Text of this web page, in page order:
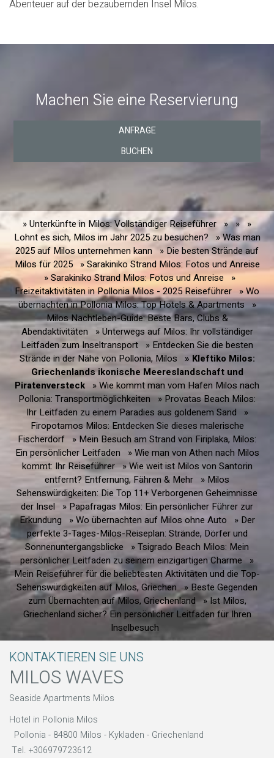
Abenteuer auf der bezaubernden Insel Milos.
Machen Sie eine Reservierung
ANFRAGE
BUCHEN
» Unterkünfte in Milos: Vollständiger Reiseführer » » »
Lohnt es sich, Milos im Jahr 2025 zu besuchen?
» Was man
2025 auf Milos unternehmen kann » Die besten Strände auf
Milos für 2025
» Sarakiniko Strand Milos: Fotos und Anreise
» Sarakiniko Strand Milos: Fotos und Anreise
»
Freizeitaktivitäten in Pollonia Milos - 2025 Reiseführer » Wo
übernachten in Pollonia Milos: Top Hotels & Apartments »
Milos Nachtleben-Guide: Beste Bars, Clubs &
Abendaktivitäten
» Unterwegs auf Milos: Ihr vollständiger
Leitfaden zum Inseltransport » Entdecken Sie die besten
Strände in der Nähe von Pollonia, Milos » Kleftiko Milos:
Griechenlands ikonische Meereslandschaft und
Piratenversteck » Wie kommt man vom Hafen Milos nach
Pollonia: Transportmöglichkeiten » Provatas Beach Milos:
Ihr Leitfaden zu einem Paradies aus goldenem Sand
»
Firopotamos Milos: Entdecken Sie dieses malerische
Fischerdorf » Mein Besuch am Strand von Firiplaka, Milos:
Ein persönlicher Leitfaden
» Wie man von Athen nach Milos
kommt: Ihr Reiseführer » Wie weit ist Milos von Santorin
entfernt? Entfernung, Fähren & Mehr » Milos
Sehenswürdigkeiten: Die Top 11+ Verborgenen Geheimnisse
der Insel » Papafragas Milos: Ein persönlicher Führer zur
Erkundung
» Wo übernachten auf Milos ohne Auto
» Der
perfekte 3-Tages-Milos-Reiseplan: Strände, Dörfer und
Sonnenuntergangsblicke
» Tsigrado Beach Milos: Mein
persönlicher Leitfaden zu seinem einzigartigen Charme »
Mein Reiseführer für die beliebtesten Aktivitäten und die Top-
Sehenswürdigkeiten auf Milos, Griechen » Beste Gegenden
zum Übernachten auf Milos, Griechenland » Ist Milos,
Griechenland sicher? Ein persönlicher Leitfaden für Ihren
Inselbesuch
KONTAKTIEREN SIE UNS
MILOS WAVES
Seaside Apartments Milos
Hotel in Pollonia Milos
Pollonia - 84800 Milos - Kykladen - Griechenland
Tel. +306979723612